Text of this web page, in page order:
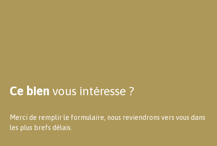
Ce bien vous intéresse ?
Merci de remplir le formulaire, nous reviendrons vers vous dans
les plus brefs délais.